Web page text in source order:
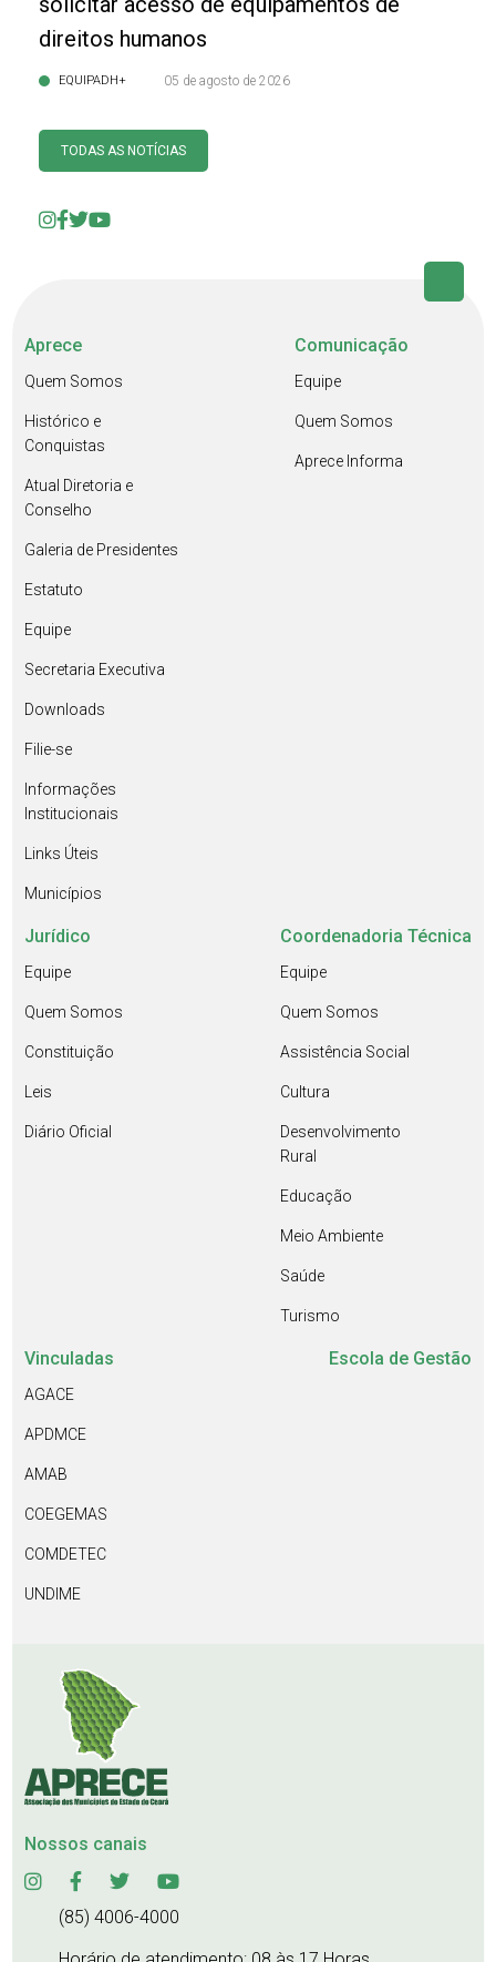
direitos humanos
EQUIPADH+ 05 de agosto de 2026
TODAS AS NOTÍCIAS
Aprece
Quem Somos
Histórico e
Conquistas
Atual Diretoria e
Conselho
Galeria de Presidentes
Estatuto
Equipe
Secretaria Executiva
Downloads
Filie-se
Informações
Institucionais
Links Úteis
Municípios
Comunicação
Equipe
Quem Somos
Aprece Informa
Jurídico
Equipe
Quem Somos
Constituição
Leis
Diário Oficial
Coordenadoria Técnica
Equipe
Quem Somos
Assistência Social
Cultura
Desenvolvimento
Rural
Educação
Meio Ambiente
Saúde
Turismo
Vinculadas
AGACE
APDMCE
AMAB
COEGEMAS
COMDETEC
UNDIME
Escola de Gestão
Nossos canais
(85) 4006-4000